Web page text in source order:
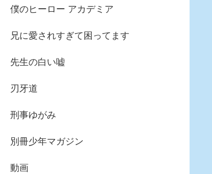
僕のヒーロー アカデミア
兄に愛されすぎて困ってます
先生の白い嘘
刃牙道
刑事ゆがみ
別冊少年マガジン
動画